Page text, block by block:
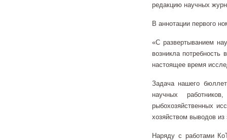
редакцию научных
В аннотации первого
«С развертыванием
возникла потребность
настоящее время
Задача нашего
научных
рыбохозяйственных
хозяйством выводов из
Наряду с работами